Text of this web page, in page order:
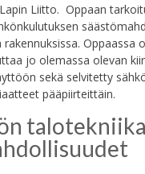
Liitto. Oppaan
Oppaassa
jo olemassa olevan
sekä selvitetty
pääpiirteittäin.